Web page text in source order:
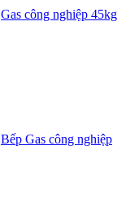
Gas công nghiệp 45kg
Bếp Gas công nghiệp